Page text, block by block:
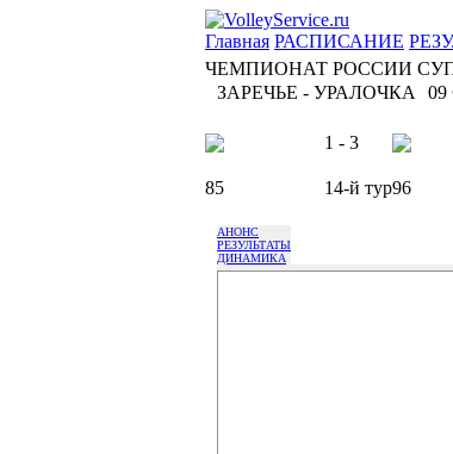
Главная РАСПИСАНИЕ
ЧЕМПИОНАТ РОССИИ
ЗАРЕЧЬЕ - УРАЛОЧКА
09
1 - 3
85 14-й тур96
АНОНС
РЕЗУЛЬТАТЫ
ДИНАМИКА